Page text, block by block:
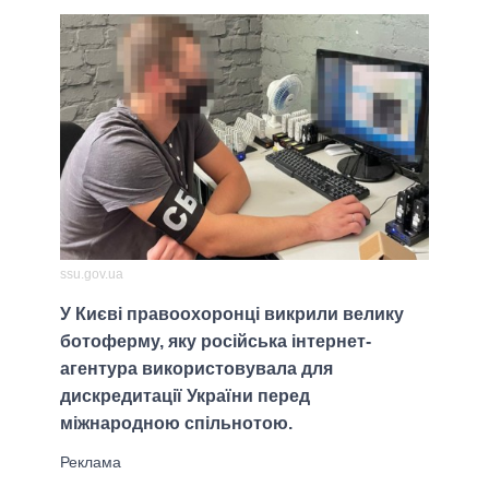
ssu.gov.ua
У Києві правоохоронці викрили велику
ботоферму, яку російська інтернет-
агентура використовувала для
дискредитації України перед
міжнародною спільнотою.